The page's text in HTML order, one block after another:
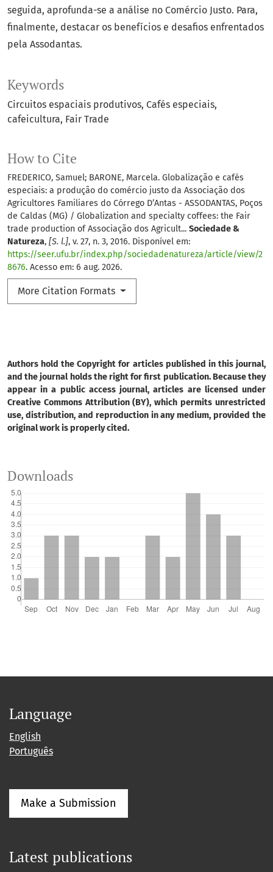
Keywords
Circuitos espaciais produtivos Cafés especiais
cafeicultura Fair Trade
How to Cite
FREDERICO, Samuel; BARONE, Marcela. Globalização e cafés
especiais: a produção do comércio justo da Associação dos
Agricultores Familiares do Córrego D’Antas - ASSODANTAS, Poços
de Caldas (MG) / Globalization and specialty coffees: the Fair
trade production of Associação dos Agricult... Sociedade &
Natureza, [S. l.], v. 27, n. 3, 2016. Disponível em:
https://seer.ufu.br/index.php/sociedadenatureza/article/view/2
8676. Acesso em: 6 aug. 2026.
More Citation Formats
seguida, aprofunda-se a análise no Comércio Justo. Para,
finalmente, destacar os benefícios e desafios enfrentados
pela Assodantas.
Authors hold the Copyright for articles published in this journal,
and the journal holds the right for first publication. Because they
appear in a public access journal, articles are licensed under
Creative Commons Attribution (BY), which permits unrestricted
use, distribution, and reproduction in any medium, provided the
original work is properly cited.
Downloads
Language
English
Português
Make a Submission
Latest publications